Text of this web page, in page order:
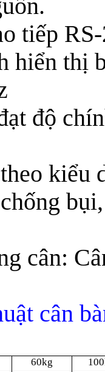
RS-
thị
chính
kiểu
bụi,
Cân
cân
60kg